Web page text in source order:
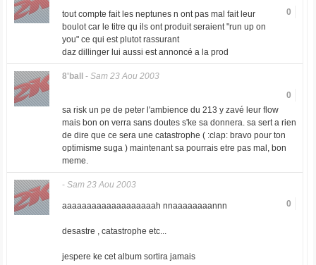
0
tout compte fait les neptunes n ont pas mal fait leur
boulot car le titre qu ils ont produit seraient "run up on
you" ce qui est plutot rassurant
daz dillinger lui aussi est annoncé a la prod
8'ball - Sam 23 Aou 2003
0
sa risk un pe de peter l'ambience du 213 y zavé leur flow
mais bon on verra sans doutes s'ke sa donnera. sa sert a rien
de dire que ce sera une catastrophe ( :clap: bravo pour ton
optimisme suga ) maintenant sa pourrais etre pas mal, bon
meme.
- Sam 23 Aou 2003
0
aaaaaaaaaaaaaaaaaaah nnaaaaaaaannn
desastre , catastrophe etc...
jespere ke cet album sortira jamais